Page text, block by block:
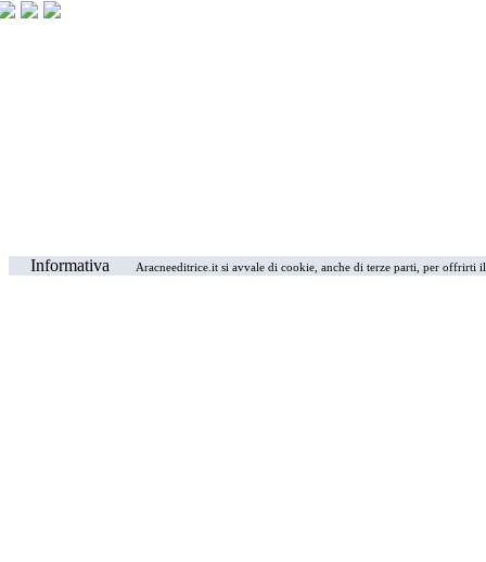
Informativa Aracneeditrice.it si avvale di cookie, anche di terze parti, per